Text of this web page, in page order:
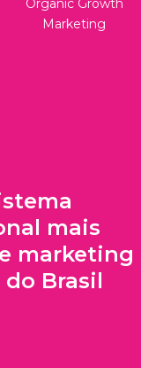
Organic Growth
Marketing
mais
marketing
Brasil